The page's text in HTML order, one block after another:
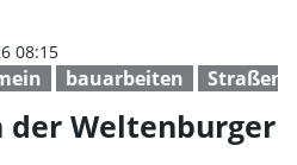
bauarbeiten
08:15
der Weltenburger